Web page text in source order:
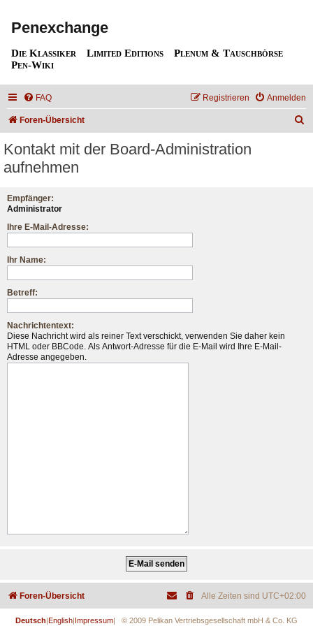
Penexchange
Die Klassiker Limited Editions
Plenum & Tauschbörse
Pen-Wiki
FAQ Anmelden
Registrieren
Foren-Übersicht
Kontakt mit der Board-Administration
aufnehmen
Empfänger:
Administrator
Ihre E-Mail-Adresse:
Ihr Name:
Betreff:
Nachrichtentext:
Diese Nachricht wird als reiner Text verschickt, verwenden Sie daher kein
HTML oder BBCode. Als Antwort-Adresse für die E-Mail wird Ihre E-Mail-
Adresse angegeben.
Foren-Übersicht Alle Zeiten sind UTC+02:00
Deutsch|English|Impressum| © 2009 Pelikan Vertriebsgesellschaft mbH & Co. KG